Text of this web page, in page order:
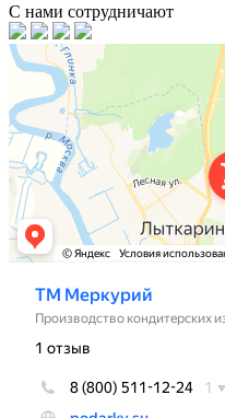
С нами сотрудничают